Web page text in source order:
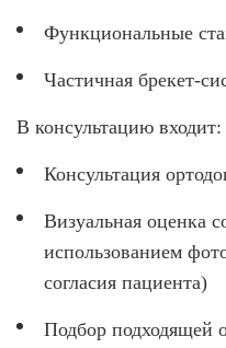
Функциональные
Частичная брекет-
В консультацию входит:
Консультация
Визуальная оценка
использованием
согласия пациента)
Подбор подходящей